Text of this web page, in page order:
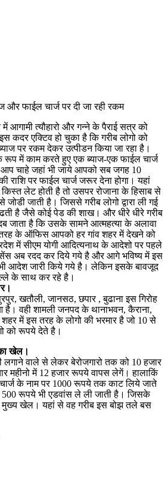
और फाईल चार्ज पर दी जा रही रकम
में आगामी त्यौहारो और गन्ने के पैराई सत्र को
कदर एक्टिव हो चुका है कि गरीब लोगो को
पर रकम देकर उत्पीडन किया जा रहा है।
में काम करते हुए एक ब्याज-एक फाईल चार्ज
आप चाहे जहां भी जाये आपको सब जगह 10
राशि पर फाईल चार्ज जरूर देना होगा। यहां
लेट होती है तो उसपर रोजाना के हिसाब से
जाती है। जिससे गरीब लोगो द्वारा ली गई
है जैसे कोई पेड की शाख। और धीरे धीरे गरीब
जाता है कि उसके सामने आत्महत्या के अलावा
तरह के ऑफिस आपको हर गांव शहर में देखने को
में सीएम योगी आदित्यनाथ के आदेशो पर पहले
अब रदद कर दिये गये है और आगे भविष्य में इस
आदेश जारी किये गये है। लेकिन इसके बावजूद
के साथ कर रहे है।
खतौली, जानसठ, छपार , बुढाना इस गिरोह
वही शामली जनपद के थानाभवन, कैराना,
में इस तरह के लोगो की भरमार है जो 10 से
को रूपये देते है।
खेल।
लगाने वाले से लेकर बेरोजगारो तक को 10 हजार
महीनो में 12 हजार रूपये वापस लेगें। हालाकिं
के नाम पर 1000 रूपये तक काट लिये जाते
500 रूपये भी एडवांस ले ली जाती है। जिसके
मुख्य खेल। यहां से वह गरीब इस बोझ तले बस